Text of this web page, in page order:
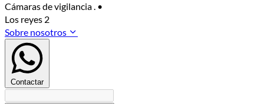
Cámaras de vigilancia . •
Los reyes 2
Sobre nosotros
Contactar